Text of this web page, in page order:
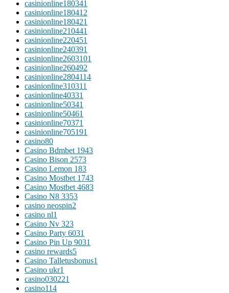
casinionline180341
casinionline18041 2
casinionline180421
casinionline210441
casinionline220451
casinionline240391
casinionline2603101
casinionline260492
casinionline2804114
casinionline310311
casinionline40331
casinionline50341
casinionline50461
casinionline70371
casinionline705191
casino80
Casino Bdmbet 1943
Casino Bison 2573
Casino Lemon 183
Casino Mostbet 1743
Casino Mostbet 4683
Casino N8 3353
casino neospin2
casino nl1
Casino Nv 323
Casino Party 6031
Casino Pin Up 9031
casino rewards5
Casino Talletusbonus1
Casino ukr1
casino030221
casino114